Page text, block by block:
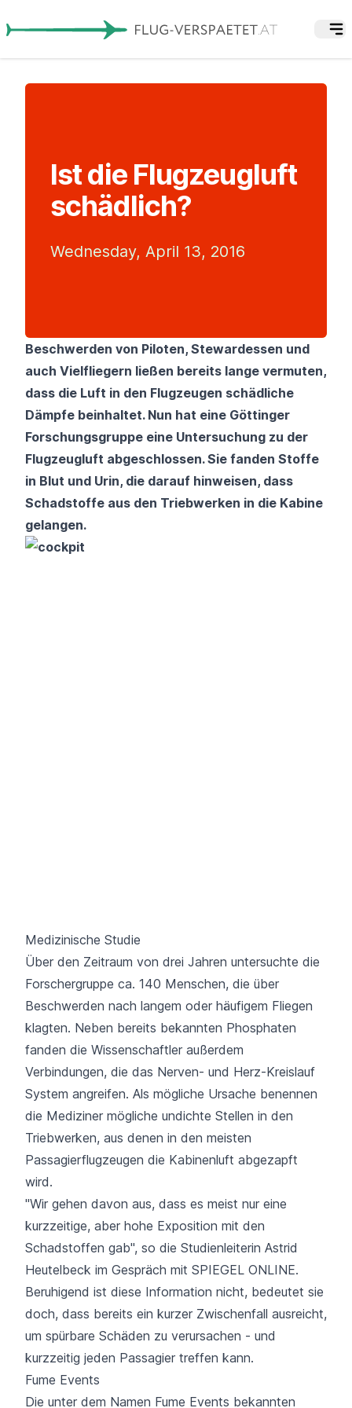
Ist die Flugzeugluft
schädlich?
Wednesday, April 13, 2016
Beschwerden von Piloten, Stewardessen und
auch Vielfliegern ließen bereits lange vermuten,
dass die Luft in den Flugzeugen schädliche
Dämpfe beinhaltet. Nun hat eine Göttinger
Forschungsgruppe eine Untersuchung zu der
Flugzeugluft abgeschlossen. Sie fanden Stoffe
in Blut und Urin, die darauf hinweisen, dass
Schadstoffe aus den Triebwerken in die Kabine
gelangen.
Medizinische Studie
Über den Zeitraum von drei Jahren untersuchte die
Forschergruppe ca. 140 Menschen, die über
Beschwerden nach langem oder häufigem Fliegen
klagten. Neben bereits bekannten Phosphaten
fanden die Wissenschaftler außerdem
Verbindungen, die das Nerven- und Herz-Kreislauf
System angreifen. Als mögliche Ursache benennen
die Mediziner mögliche undichte Stellen in den
Triebwerken, aus denen in den meisten
Passagierflugzeugen die Kabinenluft abgezapft
wird.
"Wir gehen davon aus, dass es meist nur eine
kurzzeitige, aber hohe Exposition mit den
Schadstoffen gab", so die Studienleiterin Astrid
Heutelbeck im Gespräch mit SPIEGEL ONLINE.
Beruhigend ist diese Information nicht, bedeutet sie
doch, dass bereits ein kurzer Zwischenfall ausreicht,
um spürbare Schäden zu verursachen - und
kurzzeitig jeden Passagier treffen kann.
Fume Events
Die unter dem Namen Fume Events bekannten